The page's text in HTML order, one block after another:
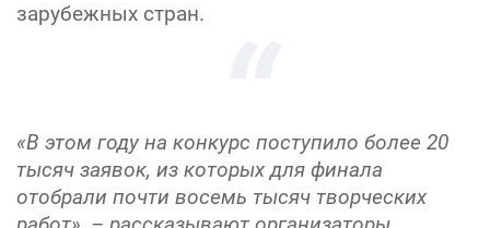
зарубежных стран.
«В этом году на конкурс поступило более 20
тысяч заявок, из которых для финала
отобрали почти восемь тысяч творческих